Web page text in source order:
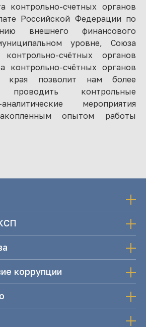
контрольно-счетных органов
Российской Федерации по
внешнего финансового
уровне, Союза
счётных органов
контрольно-счётных органов
края позволит нам более
проводить контрольные
мероприятия
опытом работы
коррупции